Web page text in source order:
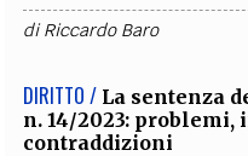
diRiccardo Baro
DIRITTO / La sentenza
n. 14/2023:
contraddizioni